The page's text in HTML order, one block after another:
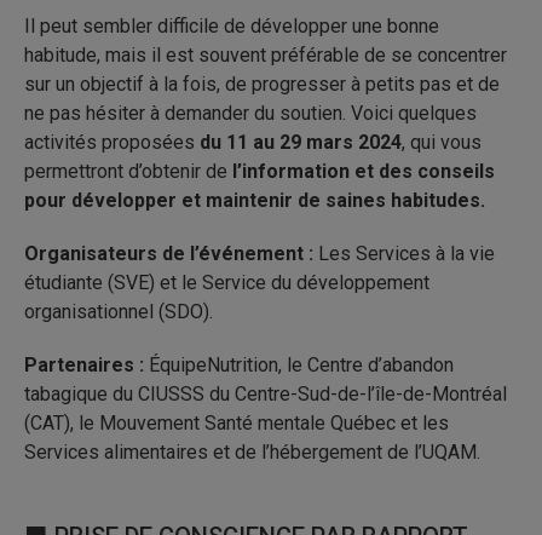
Il peut sembler difficile de développer une bonne
habitude, mais il est souvent préférable de se concentrer
sur un objectif à la fois, de progresser à petits pas et de
ne pas hésiter à demander du soutien. Voici quelques
activités proposées du 11 au 29 mars 2024, qui vous
permettront d’obtenir de l’information et des conseils
pour développer et maintenir de saines habitudes.
Organisateurs de l’événement : Les Services à la vie
étudiante (SVE) et le Service du développement
organisationnel (SDO).
Partenaires : ÉquipeNutrition, le Centre d’abandon
tabagique du CIUSSS du Centre-Sud-de-l’île-de-Montréal
(CAT), le Mouvement Santé mentale Québec et les
Services alimentaires et de l’hébergement de l’UQAM.